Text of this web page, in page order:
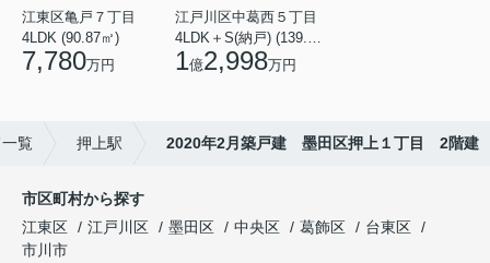
江東区亀戸７丁目
4LDK (90.87㎡)
7,780万円
江戸川区中葛西５丁目
4LDK＋S(納戸) (139.49㎡)
1億2,998万円
覧 押上駅 2020年2月築戸建 墨田区押上１丁目 2階建
市区町村から探す
江東区
江戸川区 墨田区 中央区 葛飾区
台東区
市川市